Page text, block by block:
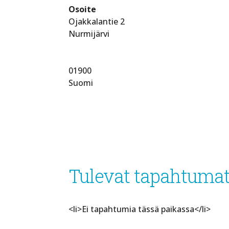
Osoite
Ojakkalantie 2
Nurmijärvi
01900
Suomi
Tulevat
<li>Ei tapahtumia tässä paikassa</li>